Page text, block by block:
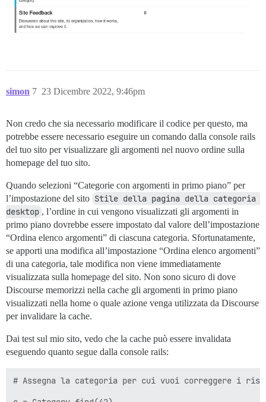
simon 23 Dicembre 2022, 9:46pm
7
Non credo che sia necessario modificare il codice per questo, ma
potrebbe essere necessario eseguire un comando dalla console rails
del tuo sito per visualizzare gli argomenti nel nuovo ordine sulla
homepage del tuo sito.
Quando selezioni “Categorie con argomenti in primo piano” per
l’impostazione del sito Stile della pagina della categoria
desktop , l’ordine in cui vengono visualizzati gli argomenti in
primo piano dovrebbe essere impostato dal valore dell’impostazione
“Ordina elenco argomenti” di ciascuna categoria. Sfortunatamente,
se apporti una modifica all’impostazione “Ordina elenco argomenti”
di una categoria, tale modifica non viene immediatamente
visualizzata sulla homepage del sito. Non sono sicuro di dove
Discourse memorizzi nella cache gli argomenti in primo piano
visualizzati nella home o quale azione venga utilizzata da Discourse
per invalidare la cache.
Dai test sul mio sito, vedo che la cache può essere invalidata
eseguendo quanto segue dalla console rails:
# Assegna la categoria per cui vuoi correggere i